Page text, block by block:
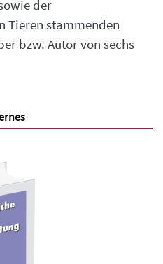
der
Tieren stammenden
bzw. Autor von sechs